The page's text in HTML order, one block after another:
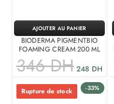
BIODERMA PIGMENTBIO
FOAMING CREAM 200 ML
346DH 248 DH
AJOUTER AU PANIER
-33%
Rupture de stock